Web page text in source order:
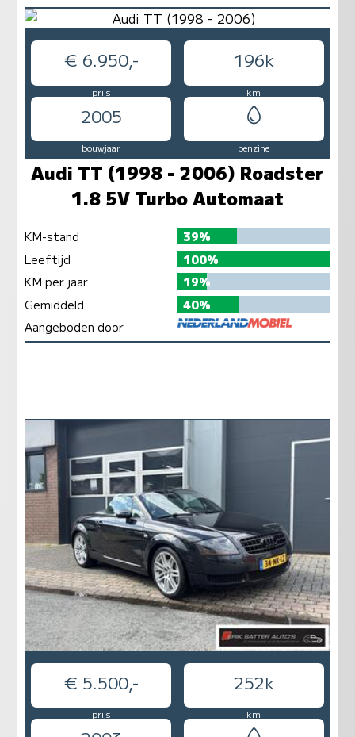
€ 6.950,- 196k
prijs km
2005
bouwjaar benzine
Audi TT (1998 - 2006) Roadster
1.8 5V Turbo Automaat
KM-stand
39%
Leeftijd
100%
KM per jaar
19%
Gemiddeld
40%
Aangeboden door
€ 5.500,- 252k
prijs km